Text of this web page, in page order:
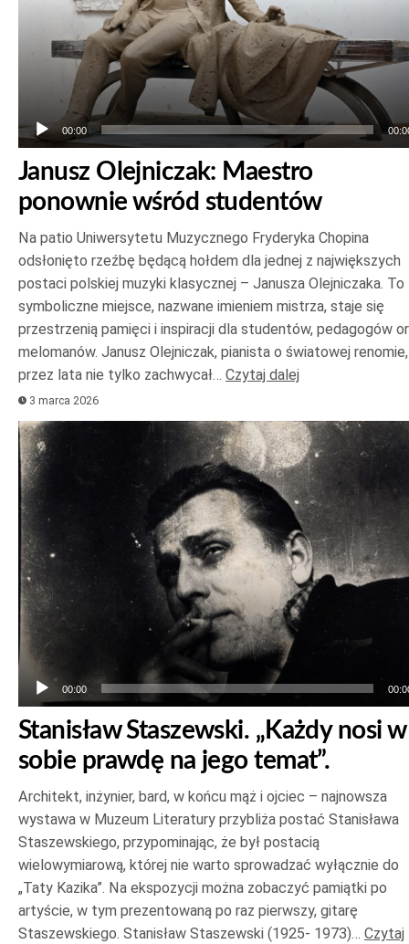
00:00
Janusz Olejniczak: Maestro
ponownie wśród studentów
Na patio Uniwersytetu Muzycznego Fryderyka Chopina
odsłonięto rzeźbę będącą hołdem dla jednej z największych
postaci polskiej muzyki klasycznej – Janusza Olejniczaka. To
symboliczne miejsce, nazwane imieniem mistrza, staje się
przestrzenią pamięci i inspiracji dla studentów, pedagogów
melomanów. Janusz Olejniczak, pianista o światowej renomie,
przez lata nie tylko zachwycał… Czytaj dalej
3 marca 2026
Odtwarzacz
plików
dźwiękowych
00:00
Stanisław Staszewski. „Każdy nosi w
sobie prawdę na jego temat”.
Architekt, inżynier, bard, w końcu mąż i ojciec – najnowsza
wystawa w Muzeum Literatury przybliża postać Stanisława
Staszewskiego, przypominając, że był postacią
wielowymiarową, której nie warto sprowadzać wyłącznie do
„Taty Kazika”. Na ekspozycji można zobaczyć pamiątki po
artyście, w tym prezentowaną po raz pierwszy, gitarę
Staszewskiego. Stanisław Staszewski (1925- 1973)… Czytaj